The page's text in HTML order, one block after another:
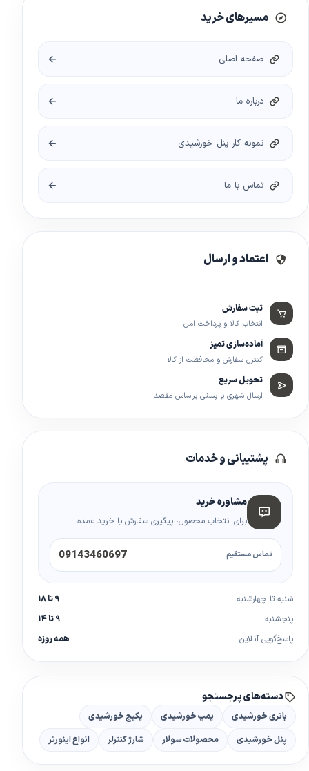
مسیرهای خرید
صفحه اصلی
درباره ما
نمونه کار پنل خورشیدی
تماس با ما
اعتماد و ارسال
ثبت سفارش
انتخاب کالا و پرداخت امن
آماده‌سازی تمیز
کنترل سفارش و محافظت از کالا
تحویل سریع
ارسال شهری یا پستی براساس مقصد
پشتیبانی و خدمات
مشاوره خرید
برای انتخاب محصول، پیگیری سفارش یا خرید عمده
تماس مستقیم 09143460697
شنبه تا چهارشنبه
۹ تا ۱۸
پنجشنبه
۹ تا ۱۴
پاسخ‌گویی آنلاین
همه روزه
دسته‌های پرجستجو
باتری خورشیدی پمپ خورشیدی
پکیج خورشیدی
پنل خورشیدی
محصولات سولار شارژ کنترلر انواع اینورتر